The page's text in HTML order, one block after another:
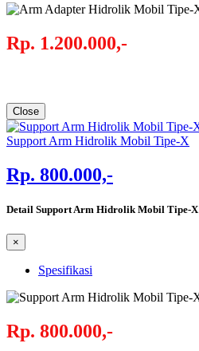
Rp. 1.200.000,-
Close
Support Arm Hidrolik Mobil Tipe-X
Rp. 800.000,-
Detail Support Arm Hidrolik Mobil Tipe-X
×
Spesifikasi
Rp. 800.000,-